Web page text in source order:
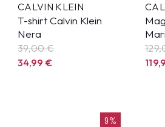
CALVIN KLEIN
T-shirt Calvin Klein
Nera
39,00 €
34,99€
9%